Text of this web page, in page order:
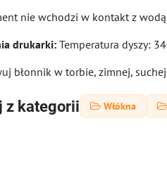
nie wchodzi w kontakt z
drukarki:Temperatura dyszy:
błonnik w torbie, zimnej,
z kategorii Włókna